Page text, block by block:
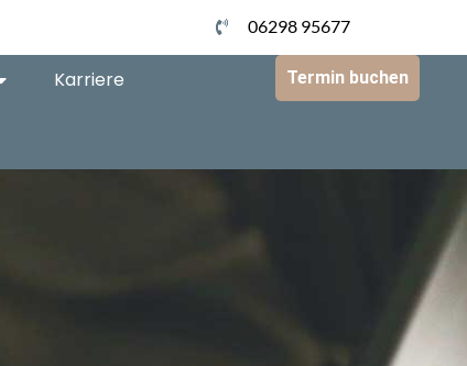
06298 95677
Karriere Termin buchen